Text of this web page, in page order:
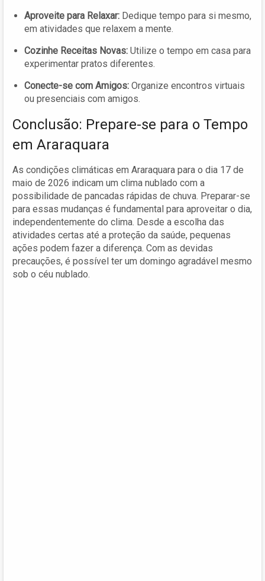
Aproveite para Relaxar: Dedique tempo para si mesmo,
em atividades que relaxem a mente.
Cozinhe Receitas Novas: Utilize o tempo em casa para
experimentar pratos diferentes.
Conecte-se com Amigos: Organize encontros virtuais
ou presenciais com amigos.
Conclusão: Prepare-se para o Tempo
em Araraquara
As condições climáticas em Araraquara para o dia 17 de
maio de 2026 indicam um clima nublado com a
possibilidade de pancadas rápidas de chuva. Preparar-se
para essas mudanças é fundamental para aproveitar o dia,
independentemente do clima. Desde a escolha das
atividades certas até a proteção da saúde, pequenas
ações podem fazer a diferença. Com as devidas
precauções, é possível ter um domingo agradável mesmo
sob o céu nublado.